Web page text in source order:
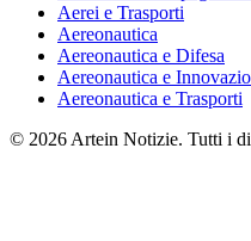
Aerei e Trasporti
Aereonautica
Aereonautica e Difesa
Aereonautica e
Aereonautica e Trasporti
© 2026 Artein Notizie. Tutti i